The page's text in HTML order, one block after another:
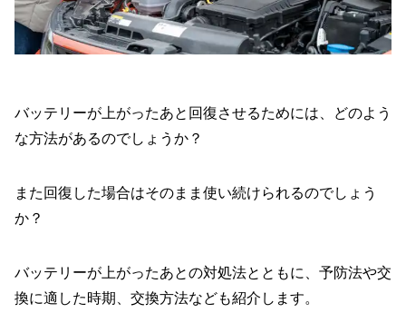
バッテリーが上がったあと回復させるためには、どのよう
な方法があるのでしょうか？
また回復した場合はそのまま使い続けられるのでしょう
か？
バッテリーが上がったあとの対処法とともに、予防法や交
換に適した時期、交換方法なども紹介します。